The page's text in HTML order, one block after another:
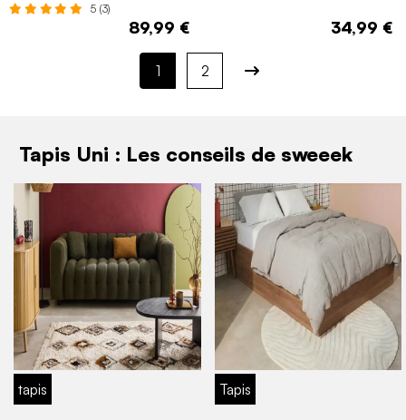
5 (3)
89,99 € 34,99 €
1 2
Tapis Uni : Les conseils de sweeek
tapis Tapis